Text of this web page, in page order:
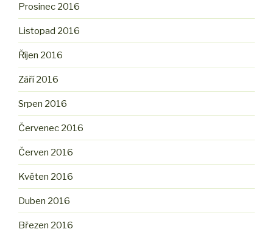
Prosinec 2016
Listopad 2016
Říjen 2016
Září 2016
Srpen 2016
Červenec 2016
Červen 2016
Květen 2016
Duben 2016
Březen 2016